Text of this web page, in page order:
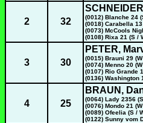
2 32
(0012) Blanche 24
(0018) Carabella
(0073) McCools
(0108) Rixa 21 (S /
3 30
PETER,
(0015) Brauni 29
(0074) Menno 20
(0107) Rio Grande
(0136) Washington
4 25
BRAUN,
(0064) Lady 2356
(0076) Mondo 21
(0089) Ofeelia (S /
(0122) Sunny vom